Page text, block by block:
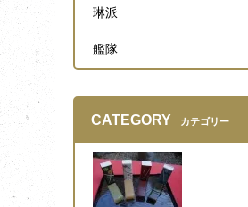
琳派
艦隊
CATEGORY カテゴリー